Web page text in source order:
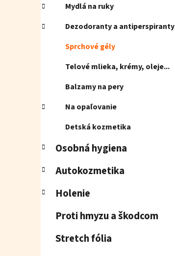
Mydlá na ruky
Dezodoranty a antiperspiranty
Sprchové gély
Telové mlieka, krémy, oleje...
Balzamy na pery
Na opaľovanie
Detská kozmetika
Osobná hygiena
Autokozmetika
Holenie
Proti hmyzu a škodcom
Stretch fólia